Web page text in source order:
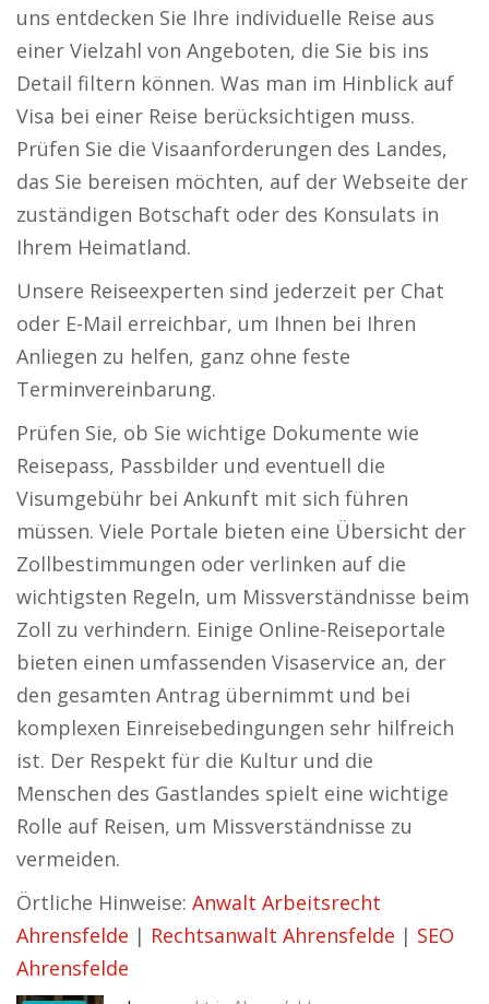
uns entdecken Sie Ihre individuelle Reise aus
einer Vielzahl von Angeboten, die Sie bis ins
Detail filtern können. Was man im Hinblick auf
Visa bei einer Reise berücksichtigen muss.
Prüfen Sie die Visaanforderungen des Landes,
das Sie bereisen möchten, auf der Webseite der
zuständigen Botschaft oder des Konsulats in
Ihrem Heimatland.
Unsere Reiseexperten sind jederzeit per Chat
oder E-Mail erreichbar, um Ihnen bei Ihren
Anliegen zu helfen, ganz ohne feste
Terminvereinbarung.
Prüfen Sie, ob Sie wichtige Dokumente wie
Reisepass, Passbilder und eventuell die
Visumgebühr bei Ankunft mit sich führen
müssen. Viele Portale bieten eine Übersicht der
Zollbestimmungen oder verlinken auf die
wichtigsten Regeln, um Missverständnisse beim
Zoll zu verhindern. Einige Online-Reiseportale
bieten einen umfassenden Visaservice an, der
den gesamten Antrag übernimmt und bei
komplexen Einreisebedingungen sehr hilfreich
ist. Der Respekt für die Kultur und die
Menschen des Gastlandes spielt eine wichtige
Rolle auf Reisen, um Missverständnisse zu
vermeiden.
Örtliche Hinweise: Anwalt Arbeitsrecht
Ahrensfelde | Rechtsanwalt Ahrensfelde | SEO
Ahrensfelde